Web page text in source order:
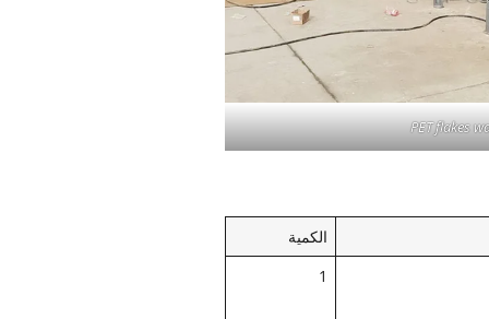
PET flakes
الكمية
1